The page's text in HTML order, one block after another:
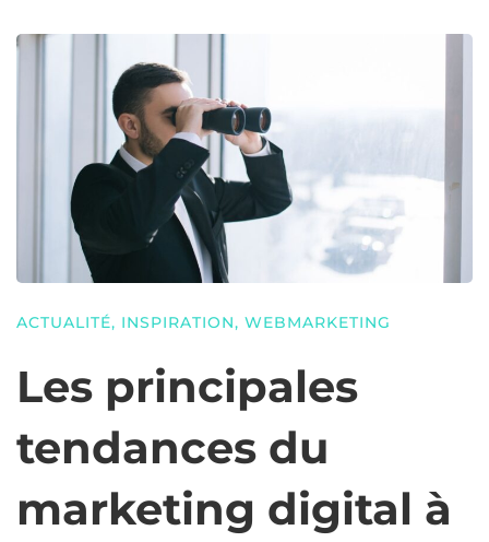
ACTUALITÉ, INSPIRATION, WEBMARKETING
Les principales
tendances du
marketing digital à